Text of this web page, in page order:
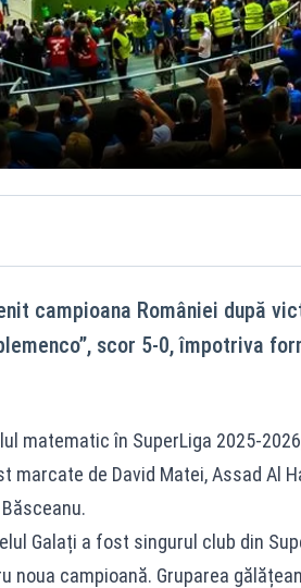
campioana României după
scor 5-0, împotriva
matematic în SuperLiga 2025-
de David Matei, Assad Al
Galați a fost singurul club din
noua campioană. Gruparea